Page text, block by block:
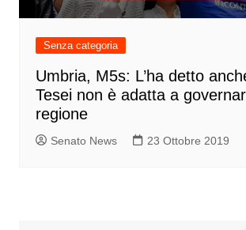
Senza categoria
Umbria, M5s: L’ha detto
Tesei non è adatta a
regione
Senato News 23 Ottobre 2019